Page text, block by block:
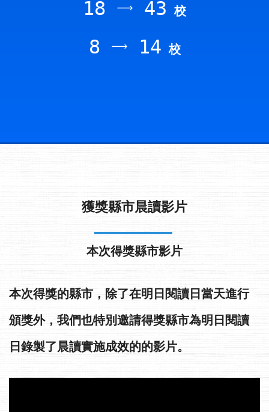
18 43 校
8 14 校
獲獎縣市晨讀影片
本次得獎縣市影片
本次得獎的縣市，除了在明日閱讀日當天進行
頒獎外，我們也特別邀請得獎縣市為明日閱讀
日錄製了晨讀實施成效的的影片。